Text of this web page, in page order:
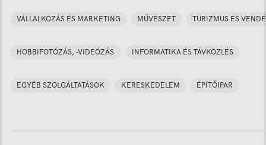
VÁLLALKOZÁS ÉS MARKETING MŰVÉSZET TURIZMUS ÉS
HOBBIFOTÓZÁS, -VIDEÓZÁS INFORMATIKA ÉS TÁVKÖZLÉS
EGYÉB SZOLGÁLTATÁSOK KERESKEDELEM ÉPÍTŐIPAR